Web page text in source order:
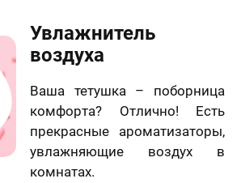
Увлажнитель
воздуха
Ваша тетушка – поборница
комфорта? Отлично! Есть
прекрасные ароматизаторы,
увлажняющие воздух в
комнатах.